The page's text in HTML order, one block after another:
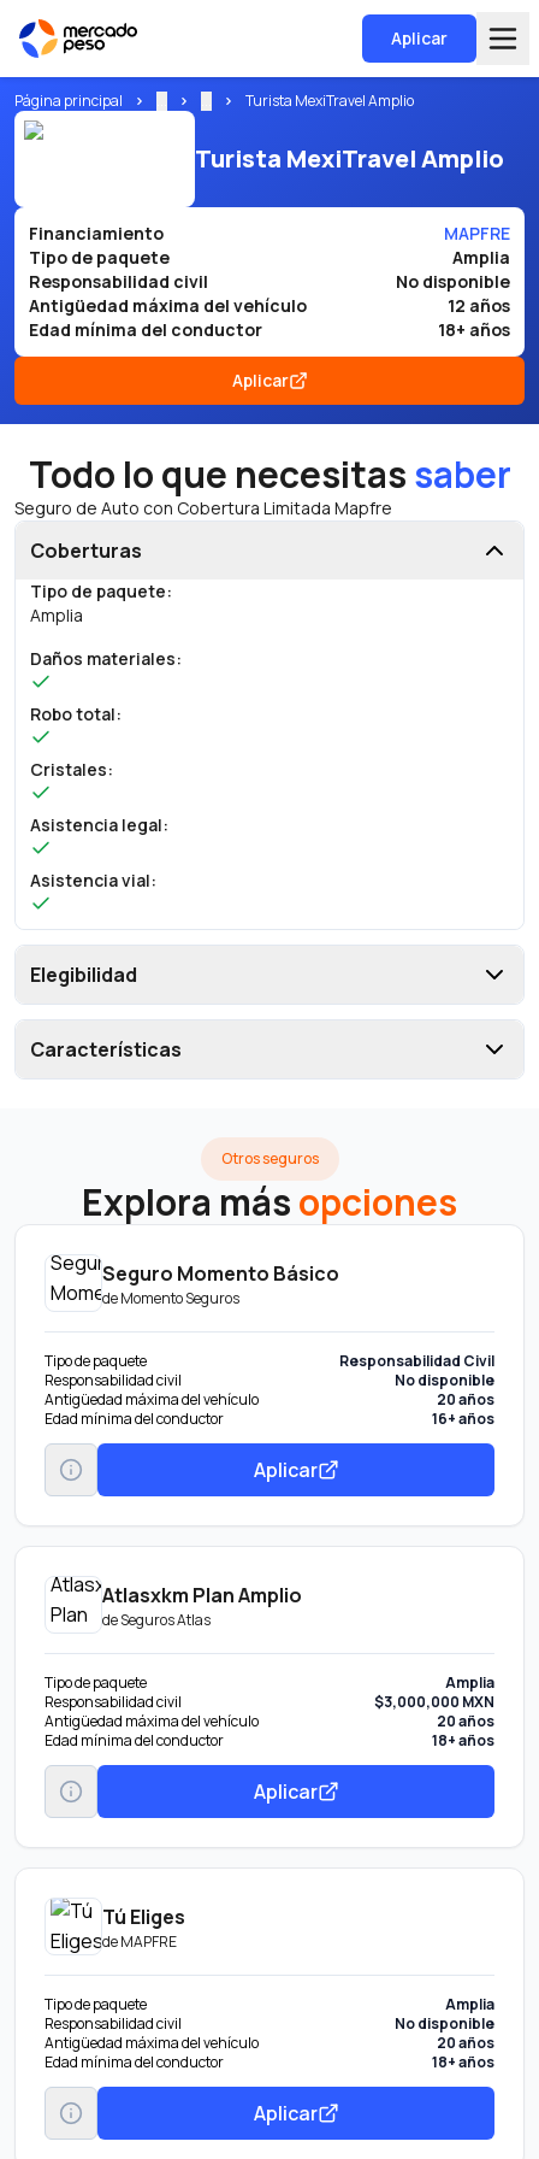
Aplicar
Página principal Turista MexiTravel Amplio
Turista MexiTravel Amplio
Financiamiento
MAPFRE
Tipo de paquete
Amplia
Responsabilidad civil
No disponible
Antigüedad máxima del vehículo
12 años
Edad mínima del conductor
18+ años
Aplicar
Todo lo que necesitassaber
Seguro de Auto con Cobertura Limitada Mapfre
Coberturas
Tipo de paquete:
Amplia
Daños materiales:
Robo total:
Cristales:
Asistencia legal:
Asistencia vial:
Elegibilidad
Características
Otros seguros
Explora másopciones
Seguro Momento Básico
deMomento Seguros
Tipo de paquete
Responsabilidad Civil
Responsabilidad civil
No disponible
Antigüedad máxima del vehículo
20 años
Edad mínima del conductor
16+ años
Aplicar
Atlasxkm Plan Amplio
deSeguros Atlas
Tipo de paquete
Amplia
Responsabilidad civil
$3,000,000 MXN
Antigüedad máxima del vehículo
20 años
Edad mínima del conductor
18+ años
Aplicar
Tú Eliges
deMAPFRE
Tipo de paquete
Amplia
Responsabilidad civil
No disponible
Antigüedad máxima del vehículo
20 años
Edad mínima del conductor
18+ años
Aplicar